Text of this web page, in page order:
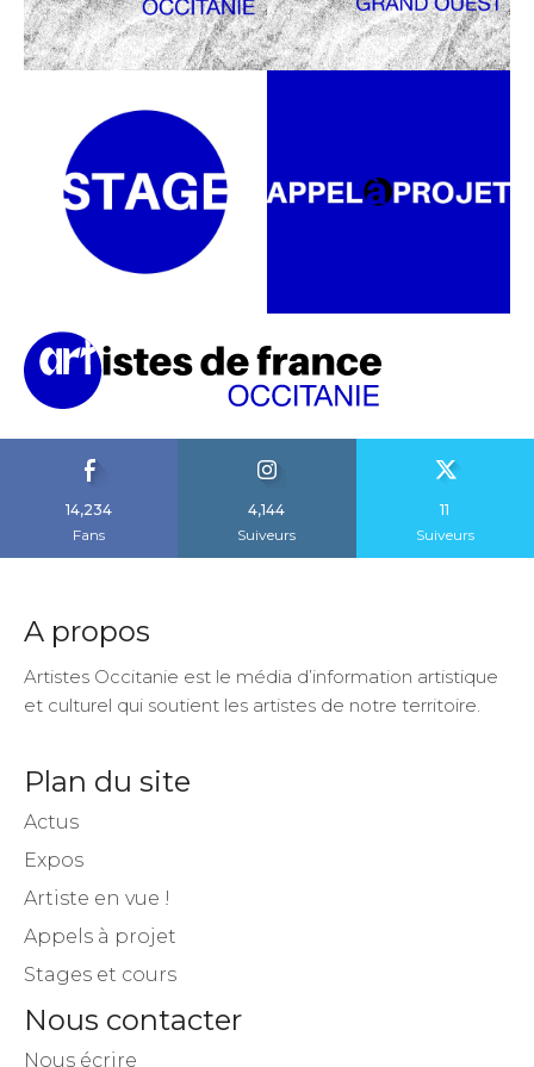
14,234
Fans
4,144
Suiveurs
11
Suiveurs
A propos
Artistes Occitanie est le média d’information artistique
et culturel qui soutient les artistes de notre territoire.
Plan du site
Actus
Expos
Artiste en vue !
Appels à projet
Stages et cours
Nous contacter
Nous écrire